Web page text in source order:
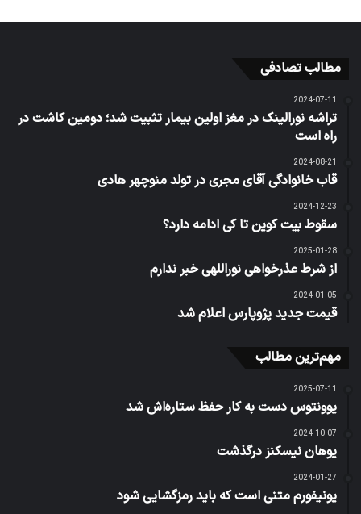
مطالب تصادفی
2024-07-11
تراشه نورالینک در مغز اولین بیمار تثبیت شد؛ دومین کاشت در
راه است
2024-08-21
قاب خانوادگی آقای مجری در تولد منوچهر هادی
2024-12-23
سقوط بیت کوین تا کی ادامه دارد؟
2025-01-28
از شرط عذرخواهی نوراللهی خبر ندارم
2024-01-05
قیمت جدید پژوپارس اعلام شد
مهم‌ترین مطالب
2025-07-11
یوونتوس دست به کار حفظ ستاره‌اش شد
2024-10-07
یوهان نیسکنز درگذشت
2024-01-27
یونیفورم متنی است که باید رمزگشایی شود